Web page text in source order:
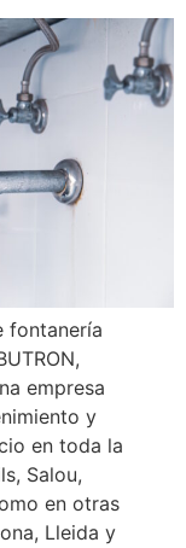
fontanería
empresa
y
en toda la
Salou,
en otras
Lleida y